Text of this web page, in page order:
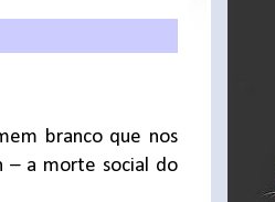
branco que nos
– a morte social do